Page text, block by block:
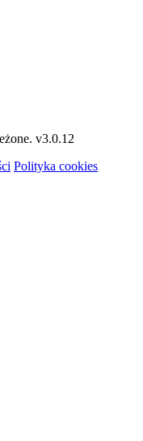
v3.0.12
Polityka cookies